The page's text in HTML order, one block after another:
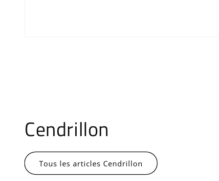
Cendrillon
Tous les articles Cendrillon